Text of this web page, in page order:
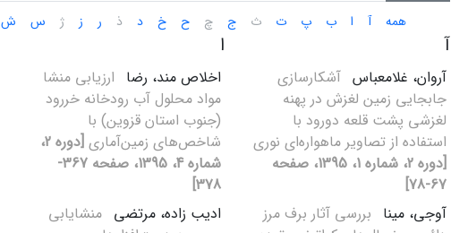
همه آ ا ب پ ت ث ج چ ح خ د ذ ر ز ژ س ش
آ
آروان، غلامعباس آشکارسازی
جابجایی زمین لغزش در پهنه
لغزشی پشت قلعه دورود با
استفاده از تصاویر ماهواره‌ای نوری
[دوره 2، شماره 1، 1395، صفحه
67-78]
آوجی، مینا بررسی آثار برف مرز
ا
اخلاص مند، رضا ارزیابی منشا
مواد محلول آب رودخانه خررود
(جنوب استان قزوین) با
شاخص‌های زمین‌آماری
[دوره 2،
شماره 4، 1395، صفحه 367-
378]
ادیب زاده، مرتضی منشایابی